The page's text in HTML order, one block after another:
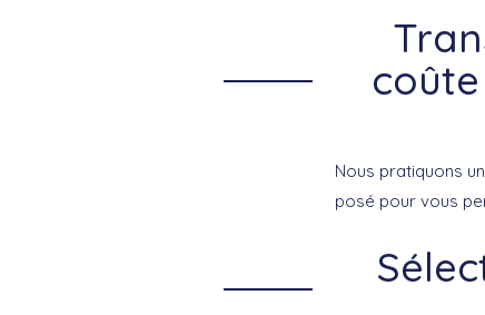
Nous pratiquons
posé pour vous